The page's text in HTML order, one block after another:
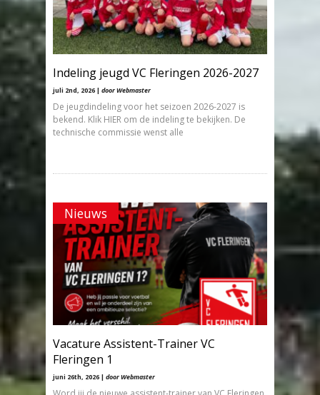
Indeling jeugd VC Fleringen 2026-2027
juli 2nd, 2026 | door Webmaster
De jeugdindeling voor het seizoen 2026-2027 is
bekend. Klik HIER om de indeling te bekijken. De
technische commissie wenst alle
Nieuws
Vacature Assistent-Trainer VC
Fleringen 1
juni 26th, 2026 | door Webmaster